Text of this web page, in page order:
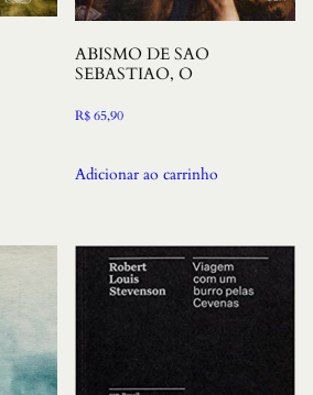
ABISMO DE SAO
SEBASTIAO, O
R$65,90
Adicionar ao carrinho